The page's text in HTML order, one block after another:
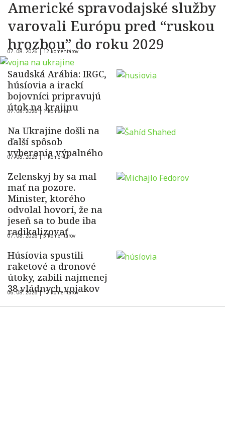
Americké spravodajské služby
varovali Európu pred “ruskou
hrozbou” do roku 2029
07. 08. 2026 |12 komentárov
Saudská Arábia: IRGC,
húsíovia a irackí
bojovníci pripravujú
útok na krajinu
07. 08. 2026 | 1 komentár
Na Ukrajine došli na
ďalší spôsob
vyberania výpalného
07. 08. 2026 |1 komentár
Zelenskyj by sa mal
mať na pozore.
Minister, ktorého
odvolal hovorí, že na
jeseň sa to bude iba
radikalizovať
07. 08. 2026 |5 komentárov
Húsíovia spustili
raketové a dronové
útoky, zabili najmenej
38 vládnych vojakov
06. 08. 2026 |17 komentárov